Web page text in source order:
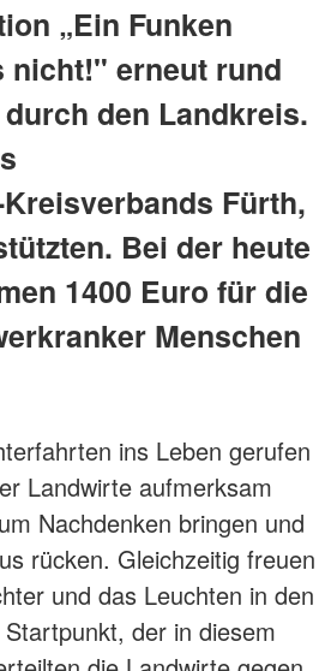
„Ein Funken
nicht!" erneut rund
den Landkreis.
Fürth,
Bei der heute
1400 Euro für die
Menschen
ins Leben gerufen
Landwirte aufmerksam
Nachdenken bringen und
rücken. Gleichzeitig freuen
und das Leuchten in den
der in diesem